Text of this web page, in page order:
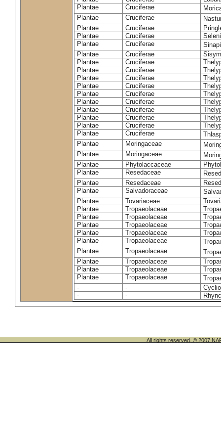
Plantae
Cruciferae
Plantae
Cruciferae
Plantae
Cruciferae
Plantae
Cruciferae
Plantae
Cruciferae
Plantae
Cruciferae
Plantae
Cruciferae
Plantae
Cruciferae
Plantae
Cruciferae
Plantae
Cruciferae
Plantae
Cruciferae
Plantae
Cruciferae
Plantae
Cruciferae
Plantae
Cruciferae
Plantae
Cruciferae
Plantae
Cruciferae
Plantae
Moringaceae
Plantae
Moringaceae
Plantae
Phytolaccaceae
Plantae
Resedaceae
Plantae
Resedaceae
Plantae
Salvadoraceae
Plantae
Tovariaceae
Plantae
Tropaeolaceae
Plantae
Tropaeolaceae
Plantae
Tropaeolaceae
Plantae
Tropaeolaceae
Plantae
Tropaeolaceae
Plantae
Tropaeolaceae
Plantae
Tropaeolaceae
Plantae
Tropaeolaceae
Plantae
Tropaeolaceae
-
-
-
-
All rights reserved. © 2007